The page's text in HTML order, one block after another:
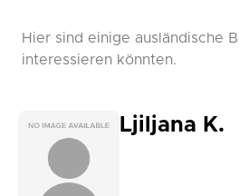
Hier sind einige ausländische
interessieren könnten.
Ljiljana K.